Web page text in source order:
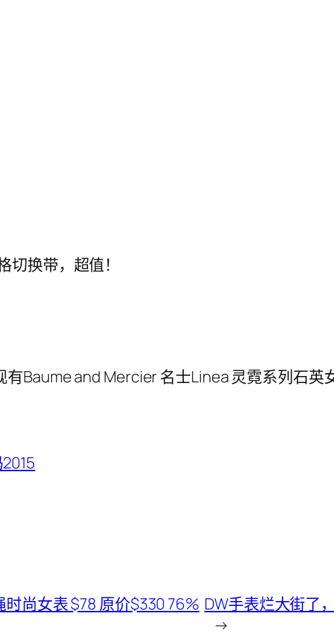
换带，超值！
有Baume and Mercier 名士Linea 灵霓系列石
尚女表 $78 原价$330 76% DW手表烂大街了
→